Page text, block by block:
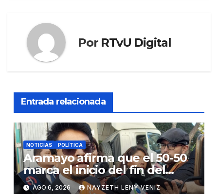
Por RTvU Digital
Entrada relacionada
NOTICIAS POLÍTICA
Aramayo afirma que el 50-50
marca el inicio del fin del
Estado centralista
AGO 6, 2026 NAYZETH LENY VENIZ